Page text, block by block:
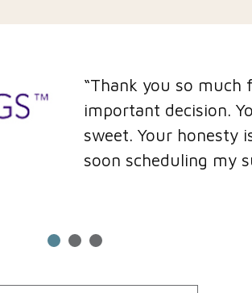
very
and so
to
"I have had a few
with cheaper costs
insecure when it
felt very comfortable